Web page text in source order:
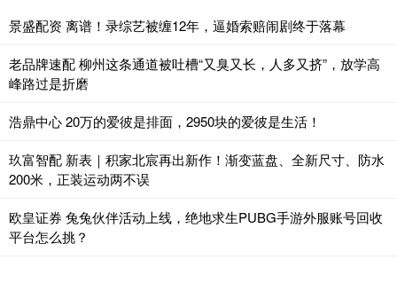
景盛配资 离谱！录综艺被缠12年，逼婚索赔闹剧终于落幕
老品牌速配 柳州这条通道被吐槽“又臭又长，人多又挤”，放学高
峰路过是折磨
浩鼎中心 20万的爱彼是排面，2950块的爱彼是生活！
玖富智配 新表｜积家北宸再出新作！渐变蓝盘、全新尺寸、防水
200米，正装运动两不误
欧皇证券 兔兔伙伴活动上线，绝地求生PUBG手游外服账号回收
平台怎么挑？